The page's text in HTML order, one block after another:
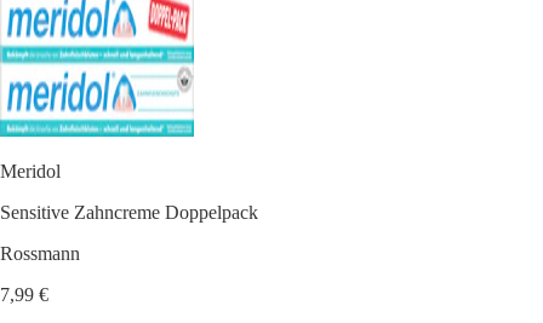
Meridol
Sensitive Zahncreme Doppelpack
Rossmann
7,99 €